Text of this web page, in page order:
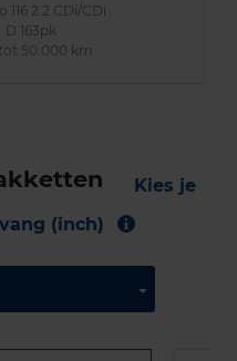
116 2.2 CDi/CDi
163pk
50.000 km
Kies je
(inch)